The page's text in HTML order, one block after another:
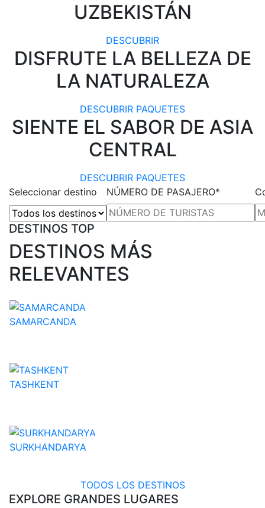
UZBEKISTÁN
DESCUBRIR
DISFRUTE LA BELLEZA DE
LA NATURALEZA
DESCUBRIR PAQUETES
SIENTE EL SABOR DE ASIA
CENTRAL
DESCUBRIR PAQUETES
Seleccionar destino
NÚMERO DE PASAJERO*
DESTINOS TOP
DESTINOS MÁS
RELEVANTES
SAMARCANDA
TASHKENT
SURKHANDARYA
TODOS LOS DESTINOS
EXPLORE GRANDES LUGARES